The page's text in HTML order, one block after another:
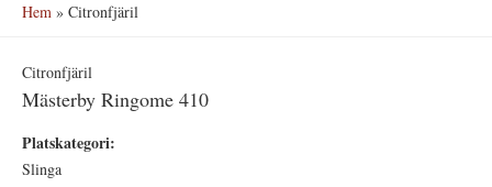
Hem » Citronfjäril
Citronfjäril
Mästerby Ringome 410
Platskategori:
Slinga